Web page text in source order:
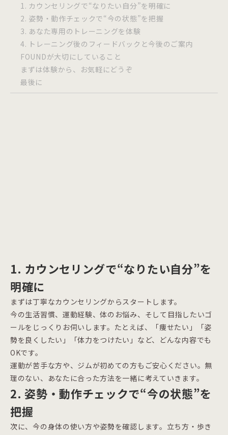
1. カウンセリングで“なりたい自分”を明確に
2. 姿勢・動作チェックで“今の状態”を把握
3. あなた専用のトレーニングを体験
4. トレーニング後のフィードバックと今後のご案内
FOUNDが大切にしていること
まずは体験から、お気軽にどうぞ
最後に
1. カウンセリングで“なりたい自分”を
明確に
まずは丁寧なカウンセリングからスタートします。
今の生活習慣、運動経験、体のお悩み、そして目指したいゴ
ールをじっくりお伺いします。たとえば、「痩せたい」「姿
勢を良くしたい」「体力をつけたい」など、どんな内容でも
OKです。
運動が苦手な方や、ジムが初めての方もご安心ください。無
理のない、あなたに合った方法を一緒に考えていきます。
2. 姿勢・動作チェックで“今の状態”を
把握
次に、今の身体の使い方や姿勢を確認します。立ち方・歩き